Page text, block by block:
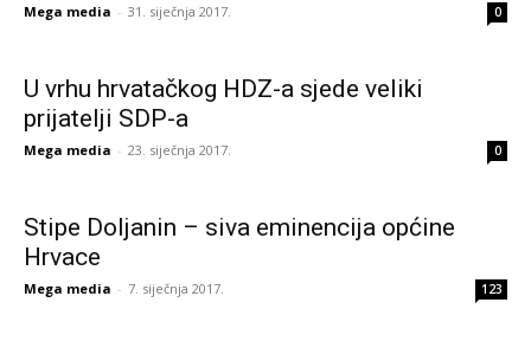
Mega media - 31. siječnja 2017. 0
U vrhu hrvatačkog HDZ-a sjede veliki
prijatelji SDP-a
Mega media - 23. siječnja 2017. 0
Stipe Doljanin – siva eminencija općine
Hrvace
Mega media - 7. siječnja 2017. 123